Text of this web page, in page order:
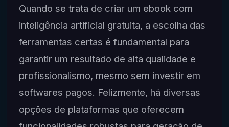
Quando se trata de criar um ebook com
inteligência artificial gratuita, a escolha das
ferramentas certas é fundamental para
garantir um resultado de alta qualidade e
profissionalismo, mesmo sem investir em
softwares pagos. Felizmente, há diversas
opções de plataformas que oferecem